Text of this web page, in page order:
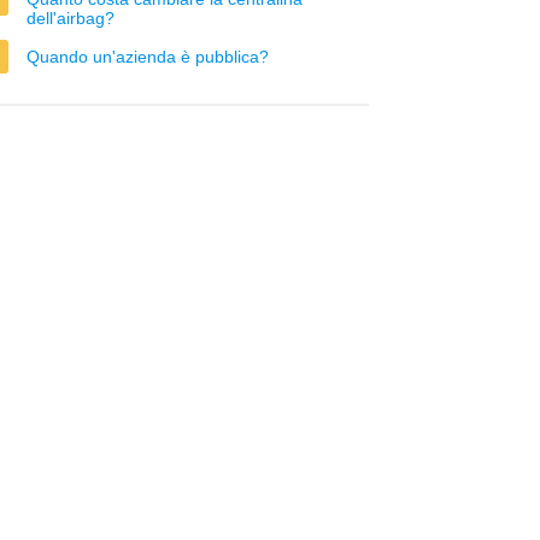
dell'airbag?
Quando un'azienda è pubblica?